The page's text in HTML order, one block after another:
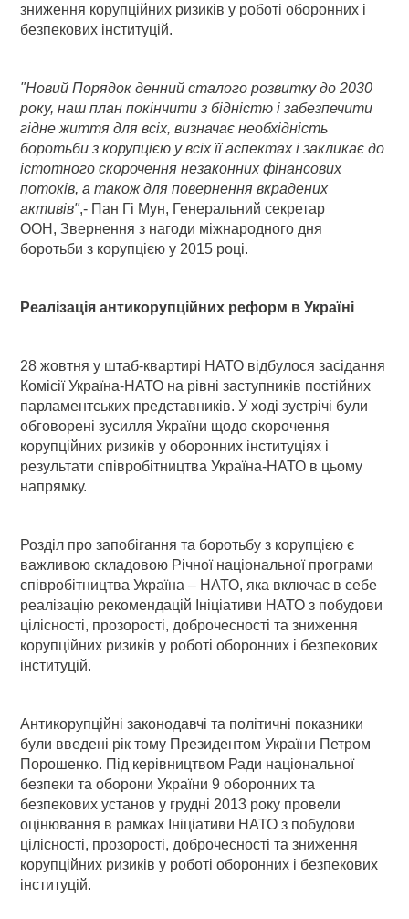
зниження корупційних ризиків у роботі оборонних і
безпекових інституцій.
"Новий Порядок денний сталого розвитку до 2030
року, наш план покінчити з бідністю і забезпечити
гідне життя для всіх, визначає необхідність
боротьби з корупцією у всіх її аспектах і закликає до
істотного скорочення незаконних фінансових
потоків, а також для повернення вкрадених
активів",- Пан Гі Мун, Генеральний секретар
ООН,Звернення з нагоди міжнародного дня
боротьби з корупцією у 2015 році.
Реалізація антикорупційних реформ в Україні
28 жовтня у штаб-квартирі НАТО відбулося засідання
Комісії Україна-НАТО на рівні заступників постійних
парламентських представників. У ході зустрічі були
обговорені зусилля України щодо скорочення
корупційних ризиків у оборонних інституціях і
результати співробітництва Україна-НАТО в цьому
напрямку.
Розділ про запобігання та боротьбу з корупцією є
важливою складовою Річної національної програми
співробітництва Україна – НАТО, яка включає в себе
реалізацію рекомендацій Ініціативи НАТО з побудови
цілісності, прозорості, доброчесності та зниження
корупційних ризиків у роботі оборонних і безпекових
інституцій.
Антикорупційні законодавчі та політичні показники
були введені рік тому Президентом України Петром
Порошенко. Під керівництвом Ради національної
безпеки та оборони України 9 оборонних та
безпекових установ у грудні 2013 року провели
оцінювання в рамках Ініціативи НАТО з побудови
цілісності, прозорості, доброчесності та зниження
корупційних ризиків у роботі оборонних і безпекових
інституцій.